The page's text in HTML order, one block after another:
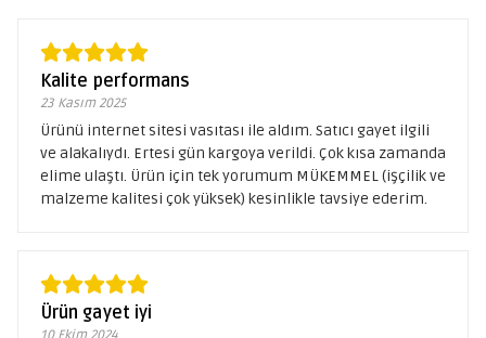
Kalite performans
23 Kasım 2025
Ürünü internet sitesi vasıtası ile aldım. Satıcı gayet ilgili
ve alakalıydı. Ertesi gün kargoya verildi. Çok kısa zamanda
elime ulaştı. Ürün için tek yorumum MÜKEMMEL (işçilik ve
malzeme kalitesi çok yüksek) kesinlikle tavsiye ederim.
Ürün gayet iyi